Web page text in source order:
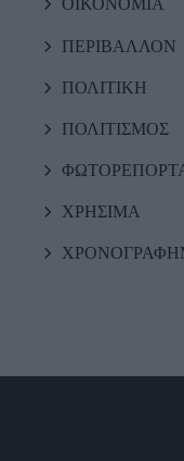
ΟΙΚΟΝΟΜΙΑ
ΠΕΡΙΒΑΛΛΟΝ
ΠΟΛΙΤΙΚΗ
ΠΟΛΙΤΙΣΜΟΣ
ΧΡΗΣΙΜΑ